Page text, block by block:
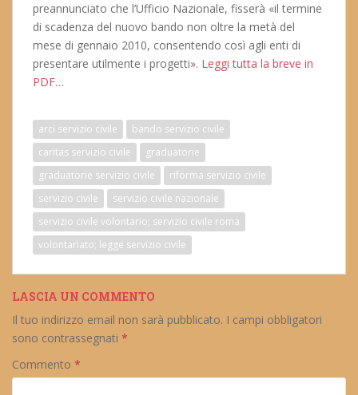
preannunciato che l’Ufficio Nazionale, fisserà «il termine
di scadenza del nuovo bando non oltre la metà del
mese di gennaio 2010, consentendo così agli enti di
presentare utilmente i progetti». Leggi tutta la breve in
PDF…
arci servizio civile
bando servizio civile
caritas servizio civile
graduatorie
graduatorie servizio civile
riforma servizio civile
servizio civile
servizio civile nazionale
servizio civile volontario; servizio civile roma
volontariato; legge servizio civile
LASCIA UN COMMENTO
Il tuo indirizzo email non sarà pubblicato. I campi obbligatori
sono contrassegnati *
Commento *